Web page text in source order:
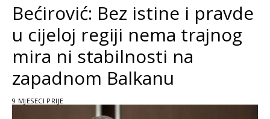
Bećirović: Bez istine i pravde
u cijeloj regiji nema trajnog
mira ni stabilnosti na
zapadnom Balkanu
9 MJESECI PRIJE